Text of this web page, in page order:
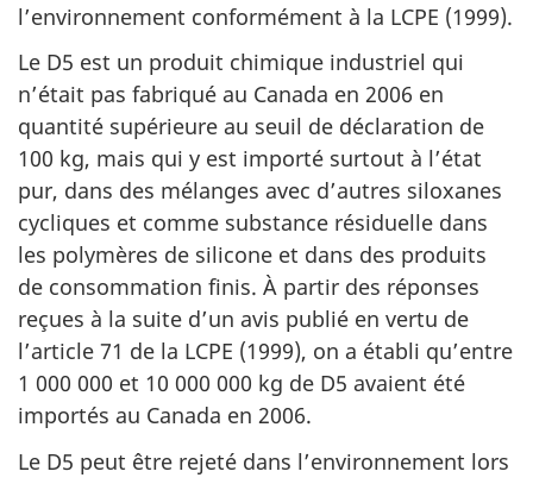
l’environnement conformément à la LCPE (1999).
Le D5 est un produit chimique industriel qui
n’était pas fabriqué au Canada en 2006 en
quantité supérieure au seuil de déclaration de
100 kg, mais qui y est importé surtout à l’état
pur, dans des mélanges avec d’autres siloxanes
cycliques et comme substance résiduelle dans
les polymères de silicone et dans des produits
de consommation finis. À partir des réponses
reçues à la suite d’un avis publié en vertu de
l’article 71 de la LCPE (1999), on a établi qu’entre
1 000 000 et 10 000 000 kg de D5 avaient été
importés au Canada en 2006.
Le D5 peut être rejeté dans l’environnement lors